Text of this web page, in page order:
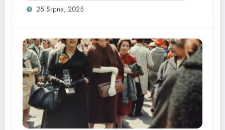
25 Srpna, 2025